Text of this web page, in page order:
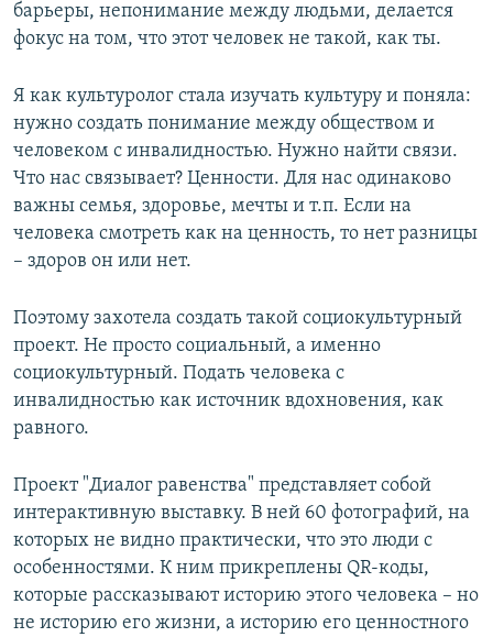
барьеры, непонимание между людьми, делается
фокус на том, что этот человек не такой, как ты.
Я как культуролог стала изучать культуру и поняла:
нужно создать понимание между обществом и
человеком с инвалидностью. Нужно найти связи.
Что нас связывает? Ценности. Для нас одинаково
важны семья, здоровье, мечты и т.п. Если на
человека смотреть как на ценность, то нет разницы
– здоров он или нет.
Поэтому захотела создать такой социокультурный
проект. Не просто социальный, а именно
социокультурный. Подать человека с
инвалидностью как источник вдохновения, как
равного.
Проект "Диалог равенства" представляет собой
интерактивную выставку. В ней 60 фотографий, на
которых не видно практически, что это люди с
особенностями. К ним прикреплены QR-коды,
которые рассказывают историю этого человека – но
не историю его жизни, а историю его ценностного